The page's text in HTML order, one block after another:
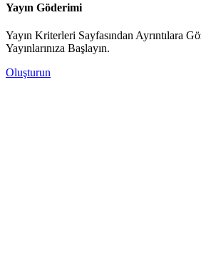
Yayın Göderimi
Yayın Kriterleri Sayfasından Ayrıntılara
Yayınlarınıza Başlayın.
Oluşturun